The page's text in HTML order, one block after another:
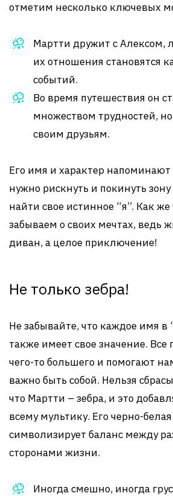
отметим несколько ключевых
Мартти дружит с Алексом,
их отношения становятся
событий.
Во время путешествия он
множеством трудностей,
своим друзьям.
Его имя и характер напоминают
нужно рискнуть и покинуть
найти свое истинное “я”. Как
забываем о своих мечтах, ведь
диван, а целое приключение!
Не только зебра!
Не забывайте, что каждое имя в
также имеет свое значение.
чего-то большего и помогают
важно быть собой. Нельзя
что Мартти – зебра, и это
всему мультику. Его черно-
символизирует баланс между
сторонами жизни.
Иногда смешно, иногда